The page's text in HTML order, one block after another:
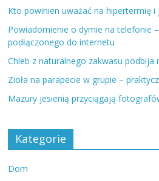
Kto powinien uważać na hipertermię
Powiadomienie o dymie na telefonie
podłączonego do internetu
Chleb z naturalnego zakwasu podbija
Zioła na parapecie w grupie –
Mazury jesienią przyciągają
Kategorie
Dom